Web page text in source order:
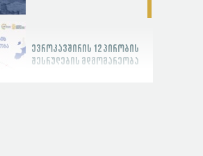
ევროკავშირის 12 პირობის
შესრულების მდგომარეობა